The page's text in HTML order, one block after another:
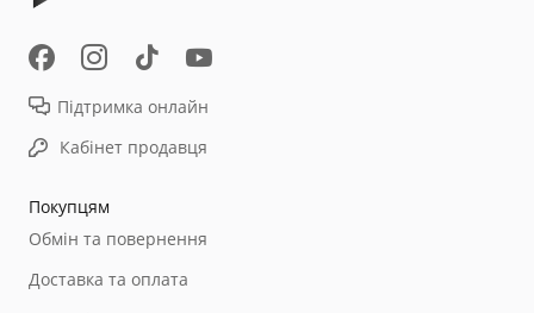
Покупцям
Обмін та повернення
Доставка та оплата
Підтримка онлайн
Кабінет продавця